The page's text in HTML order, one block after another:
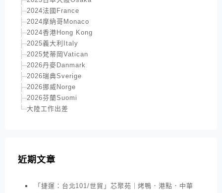
2024法國France
2024摩納哥Monaco
2024香港Hong Kong
2025義大利Italy
2025梵蒂岡Vatican
2026丹麥Danmark
2026瑞典Sverige
2026挪威Norge
2026芬蘭Suomi
大陸工作出差
近期文章
「捷運：台北101/世貿」芯聚苑｜烤鴨．港點．中華